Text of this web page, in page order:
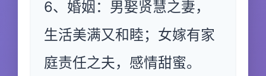
6、婚姻：男娶贤慧之妻，
生活美满又和睦；女嫁有家
庭责任之夫，感情甜蜜。